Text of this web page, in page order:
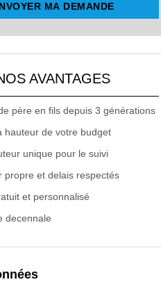
AVANTAGES
père en fils depuis 3 générations
hauteur de votre budget
unique pour le suivi
propre et delais respectés
et personnalisé
decennale